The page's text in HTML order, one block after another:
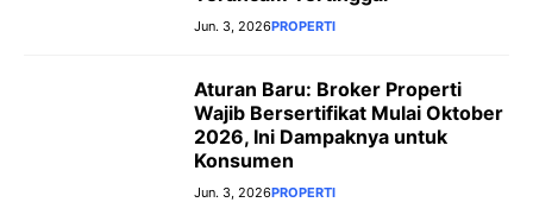
Jun. 3, 2026PROPERTI
Aturan Baru: Broker Properti
Wajib Bersertifikat Mulai Oktober
2026, Ini Dampaknya untuk
Konsumen
Jun. 3, 2026PROPERTI